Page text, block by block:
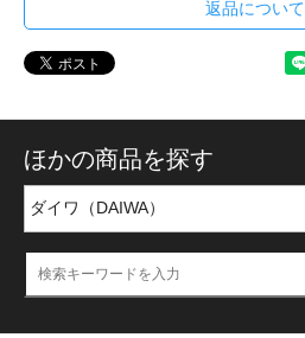
返品について
ほかの商品を探す